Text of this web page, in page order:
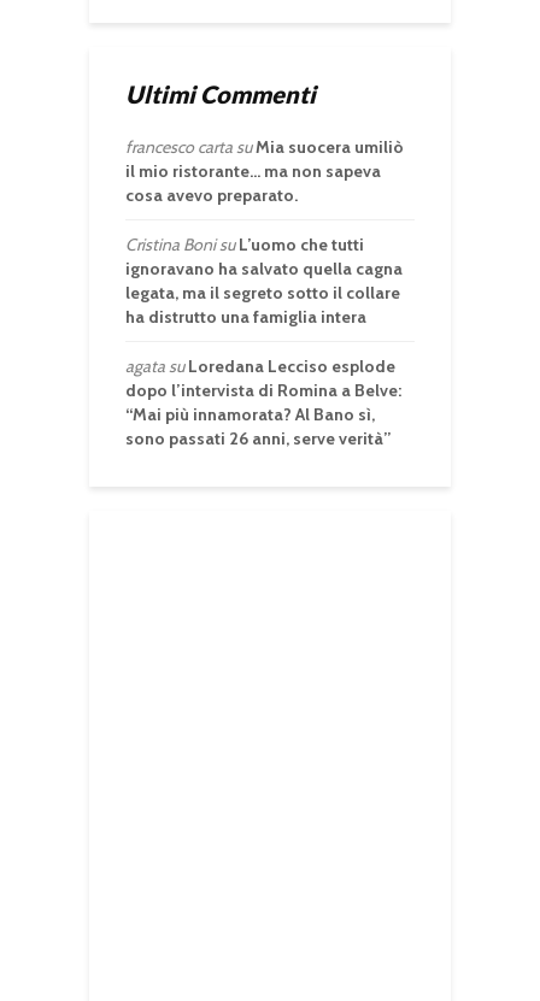
Ultimi Commenti
francesco cartasuMia suocera umiliò
il mio ristorante… ma non sapeva
cosa avevo preparato.
Cristina BonisuL’uomo che tutti
ignoravano ha salvato quella cagna
legata, ma il segreto sotto il collare
ha distrutto una famiglia intera
agatasuLoredana Lecciso esplode
dopo l’intervista di Romina a Belve:
“Mai più innamorata? Al Bano sì,
sono passati 26 anni, serve verità”